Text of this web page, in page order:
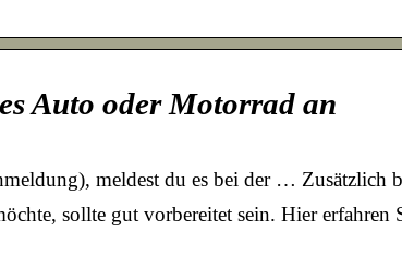
Auto oder Motorrad an
meldest du es bei der … Zusätzlich
sollte gut vorbereitet sein. Hier